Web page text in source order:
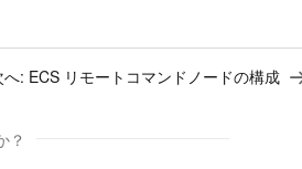
へ: ECS リモートコマンドノードの構成
？